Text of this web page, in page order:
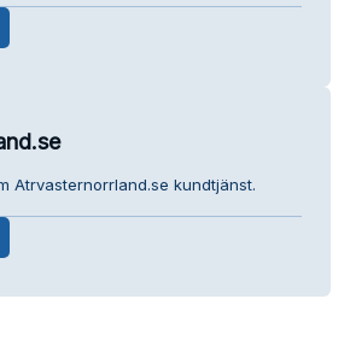
Atrvasternorrland.se kundtjänst.